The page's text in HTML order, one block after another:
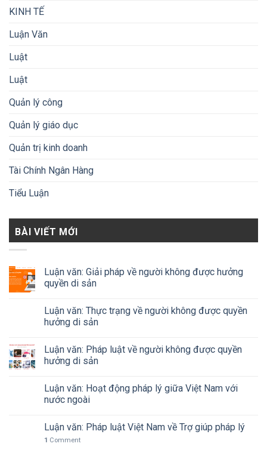
KINH TẾ
Luận Văn
Luật
Luật
Quản lý công
Quản lý giáo dục
Quản trị kinh doanh
Tài Chính Ngân Hàng
Tiểu Luận
BÀI VIẾT MỚI
Luận văn: Giải pháp về người không được hưởng
quyền di sản
Luận văn: Thực trạng về người không được quyền
hưởng di sản
Luận văn: Pháp luật về người không được quyền
hưởng di sản
Luận văn: Hoạt động pháp lý giữa Việt Nam với
nước ngoài
Luận văn: Pháp luật Việt Nam về Trợ giúp pháp lý
1 Comment